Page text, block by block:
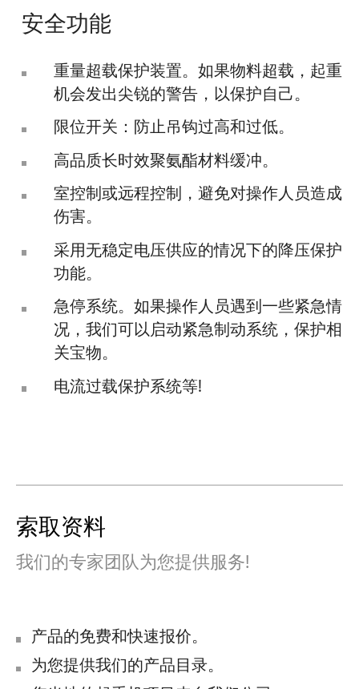
安全功能
重量超载保护装置。如果物料超载，起重
机会发出尖锐的警告，以保护自己。
限位开关：防止吊钩过高和过低。
高品质长时效聚氨酯材料缓冲。
室控制或远程控制，避免对操作人员造成
伤害。
采用无稳定电压供应的情况下的降压保护
功能。
急停系统。如果操作人员遇到一些紧急情
况，我们可以启动紧急制动系统，保护相
关宝物。
电流过载保护系统等!
索取资料
我们的专家团队为您提供服务!
产品的免费和快速报价。
为您提供我们的产品目录。